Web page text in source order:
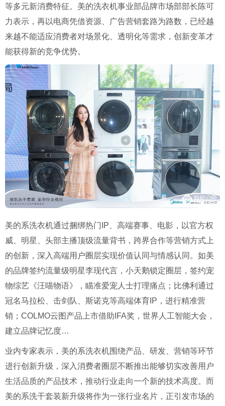
等多元新消费特征。美的洗衣机事业部品牌市场部部长陈可
力表示，再以电商凭借资源、广告营销套路为路数，已经越
来越不能适应消费者对场景化、透明化等需求，创新变革才
能获得新的竞争优势。
美的系洗衣机通过捆绑热门 IP 、高端赛事、电影，以官方权
威、明星、头部主播顶级流量背书，跨界合作等营销方式上
的创新，深入高端用户圈层实现价值认同与情感认同。如美
的品牌签约流量级明星李现代言，小天鹅锁定圈层，签约宠
物综艺《汪喵物语》，瞄准爱宠人士打理痛点；比佛利通过
冠名马拉松、击剑队、斯诺克等高端体育 IP ，进行精准营
销； COLMO云图产品上市借助 IFA奖，世界人工智能大会，
建立品牌记忆度…
业内专家表示，美的系洗衣机围绕产品、研发、营销等环节
进行创新升级，深入消费者圈层不断推出能够切实改善用户
生活品质的产品技术，推动行业走向一个新的技术高度。而
美的系洗干套装新升级将作为一张行业名片，正引发市场的